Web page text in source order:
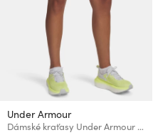
Under Armour
Dámské kraťasy Under Armour Tech Play Up 2in1 Shorts